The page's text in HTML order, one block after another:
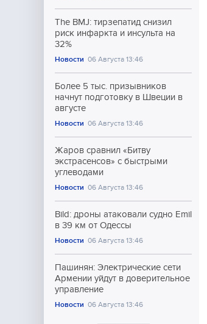
The BMJ: тирзепатид снизил
риск инфаркта и инсульта на
32%
Новости 06 Августа 13:46
Более 5 тыс. призывников
начнут подготовку в Швеции в
августе
Новости 06 Августа 13:46
Жаров сравнил «Битву
экстрасенсов» с быстрыми
углеводами
Новости 06 Августа 13:46
Bild: дроны атаковали судно Emil
в 39 км от Одессы
Новости 06 Августа 13:46
Пашинян: Электрические сети
Армении уйдут в доверительное
управление
Новости 06 Августа 13:46